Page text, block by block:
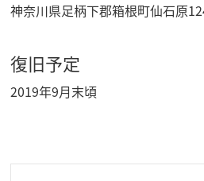
神奈川県足柄下郡箱根町仙石原
復旧予定
2019年9月末頃